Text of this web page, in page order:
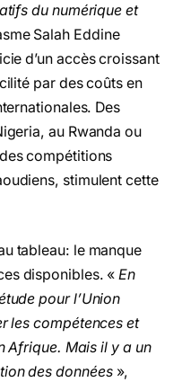
du numérique et
Salah Eddine
d’un accès croissant
par des coûts en
Des
au Rwanda ou
compétitions
stimulent cette
tableau: le manque
disponibles. «En
pour l’Union
les compétences et
Afrique. Mais il y a un
des données »,